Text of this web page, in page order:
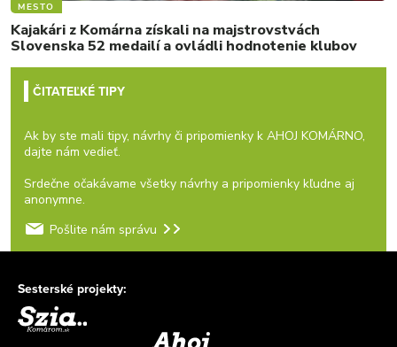
MESTO
Kajakári z Komárna získali na majstrovstvách
Slovenska 52 medailí a ovládli hodnotenie klubov
ČITATEĽKÉ TIPY
Ak by ste mali tipy, návrhy či pripomienky k AHOJ KOMÁRNO,
dajte nám vedieť.
Srdečne očakávame všetky návrhy a pripomienky kľudne aj
anonymne.
Pošlite nám správu
Sesterské projekty: